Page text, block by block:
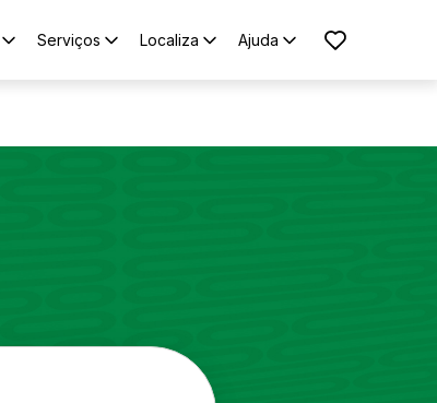
Serviços Localiza Ajuda